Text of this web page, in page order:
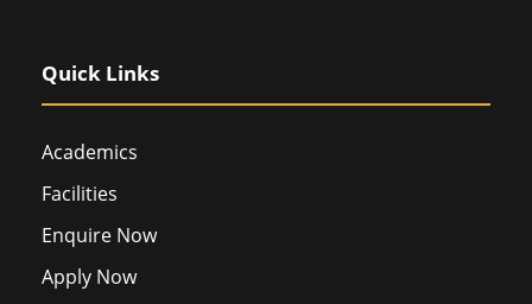
Quick Links
Academics
Facilities
Enquire Now
Apply Now